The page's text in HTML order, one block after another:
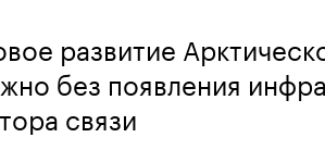
развитие
без появления
связи